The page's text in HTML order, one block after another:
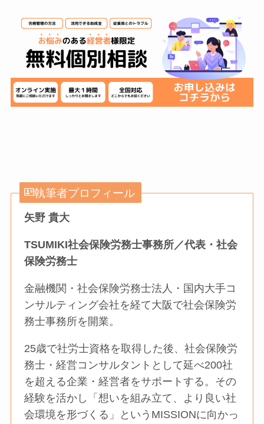
執筆者プロフィール
矢野 貴大
TSUMIKI社会保険労務士事務所／代表・社会
保険労務士
金融機関・社会保険労務士法人・国内大手コ
ンサルティング会社を経て大阪で社会保険労
務士事務所を開業。
25歳で社労士資格を取得した後、社会保険労
務士・経営コンサルタントとして延べ200社
を超える企業・経営者をサポートする。その
経験を活かし「想いを組み立て、より良い社
会環境を形づくる」というMISSIONに向かっ